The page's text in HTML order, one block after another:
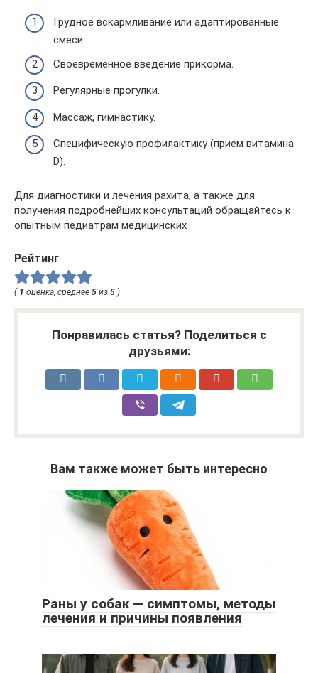
Грудное вскармливание или адаптированные
смеси.
Своевременное введение прикорма.
Регулярные прогулки.
Массаж, гимнастику.
Специфическую профилактику (прием витамина
D).
Для диагностики и лечения рахита, а также для
получения подробнейших консультаций обращайтесь к
опытным педиатрам медицинских
Рейтинг
( 1 оценка, среднее 5 из 5 )
Понравилась статья? Поделиться с
друзьями:
Вам также может быть интересно
Раны у собак — симптомы, методы
лечения и причины появления